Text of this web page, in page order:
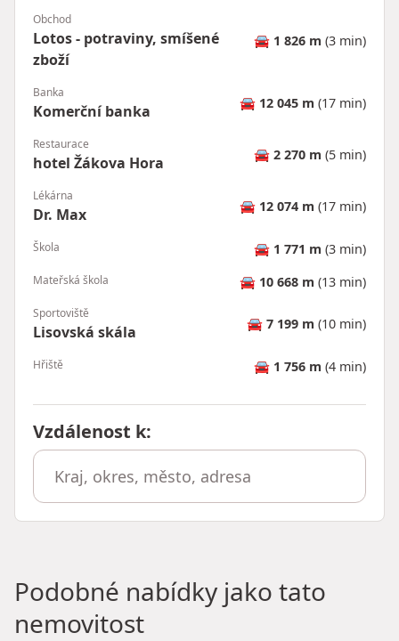
Obchod
Lotos - potraviny, smíšené
zboží
🚘 1 826 m (3 min)
Banka
Komerční banka 🚘 12 045 m (17 min)
Restaurace
hotel Žákova Hora 🚘 2 270 m (5 min)
Lékárna
Dr. Max 🚘 12 074 m (17 min)
Škola 🚘 1 771 m (3 min)
Mateřská škola 🚘 10 668 m (13 min)
Sportoviště
Lisovská skála 🚘 7 199 m (10 min)
Hřiště 🚘 1 756 m (4 min)
Vzdálenost k:
Podobné nabídky jako tato
nemovitost